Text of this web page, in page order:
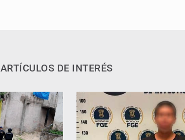
ARTÍCULOS DE INTERÉS